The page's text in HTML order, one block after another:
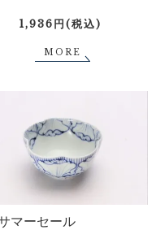
1,936円(税込)
MORE
サマーセール